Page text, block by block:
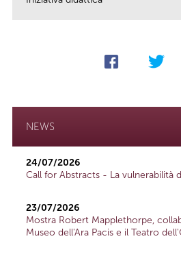
NEWS
24/07/2026
Call for Abstracts - La vulnerabilità
23/07/2026
Mostra Robert Mapplethorpe,
Museo dell'Ara Pacis e il Teatro